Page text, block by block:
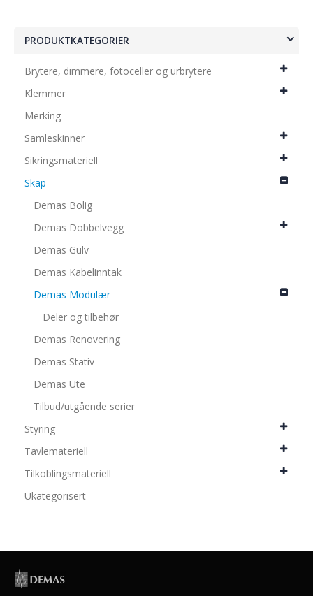
PRODUKTKATEGORIER
Brytere, dimmere, fotoceller og urbrytere
Klemmer
Merking
Samleskinner
Sikringsmateriell
Skap
Demas Bolig
Demas Dobbelvegg
Demas Gulv
Demas Kabelinntak
Demas Modulær
Deler og tilbehør
Demas Renovering
Demas Stativ
Demas Ute
Tilbud/utgående serier
Styring
Tavlemateriell
Tilkoblingsmateriell
Ukategorisert